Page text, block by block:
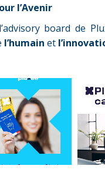
l’Avenir
board de
l’humain et